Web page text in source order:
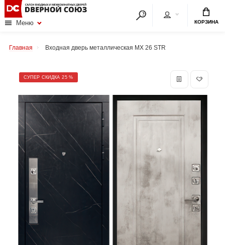
Меню КОРЗИНА
Главная Входная дверь металлическая MX 26 STR
СУПЕР СКИДКА 25 %